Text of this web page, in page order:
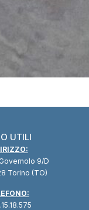
UTILI
9/D
Torino (TO)